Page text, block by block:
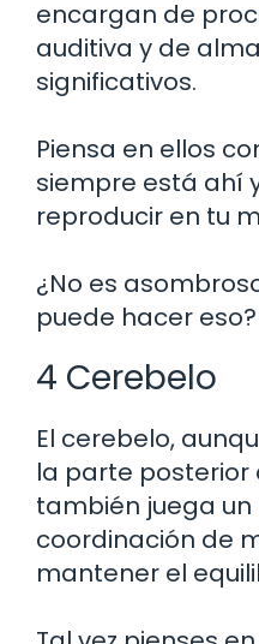
encargan de
auditiva y de
significativos.
Piensa en ellos
siempre está ahí
reproducir en tu
¿No es
puede hacer eso?
4 Cerebelo
El cerebelo,
la parte posterior
también juega
coordinación de
mantener el